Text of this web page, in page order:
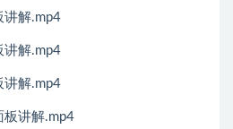
讲解.mp4
讲解.mp4
讲解.mp4
讲解.mp4